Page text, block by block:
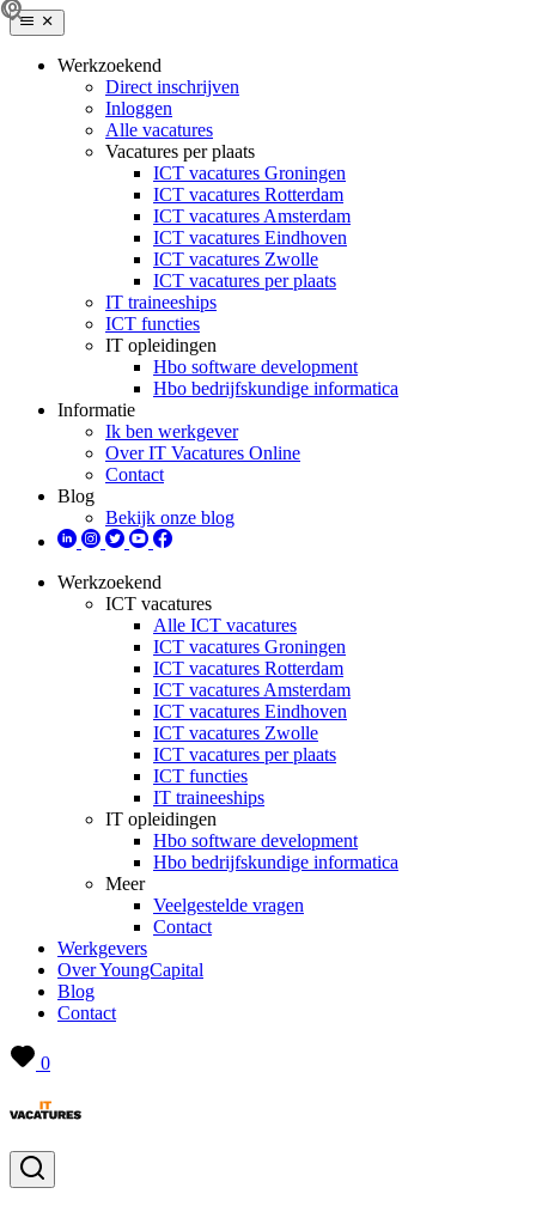
Werkzoekend
Direct inschrijven
Inloggen
Alle vacatures
Vacatures per plaats
ICT vacatures Groningen
ICT vacatures Rotterdam
ICT vacatures Amsterdam
ICT vacatures Eindhoven
ICT vacatures Zwolle
ICT vacatures per plaats
IT traineeships
ICT functies
IT opleidingen
Hbo software development
Hbo bedrijfskundige informatica
Informatie
Ik ben werkgever
Over IT Vacatures Online
Contact
Blog
Bekijk onze blog
Werkzoekend
ICT vacatures
Alle ICT vacatures
ICT vacatures Groningen
ICT vacatures Rotterdam
ICT vacatures Amsterdam
ICT vacatures Eindhoven
ICT vacatures Zwolle
ICT vacatures per plaats
ICT functies
IT traineeships
IT opleidingen
Hbo software development
Hbo bedrijfskundige informatica
Meer
Veelgestelde vragen
Contact
Werkgevers
Over YoungCapital
Blog
Contact
0